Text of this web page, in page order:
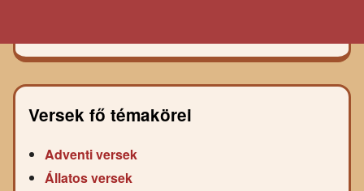
Versek fő témakörei
Adventi versek
Állatos versek